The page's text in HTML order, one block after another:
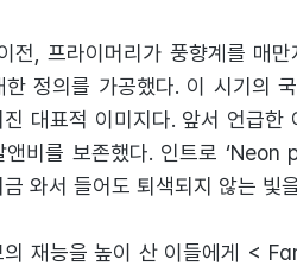
전, 프라이머리가 풍향계를 매
한 정의를 가공했다. 이 시기의
대표적 이미지다. 앞서 언급
비를 보존했다. 인트로
와서 들어도 퇴색되지 않는 빛
의 재능을 높이 산 이들에게 <